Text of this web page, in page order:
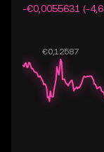
-€0,0055631 (-